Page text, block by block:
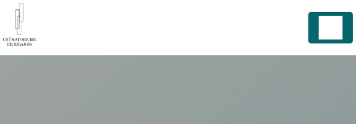
Panneau de gestion des cookies